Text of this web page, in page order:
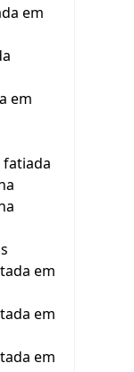
em
em
fatiada
em
em
em